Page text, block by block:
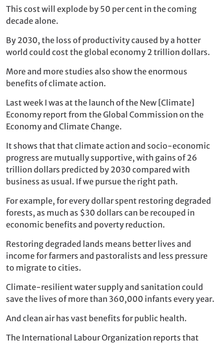
This cost will explode by 50 per cent in the coming
decade alone.
By 2030, the loss of productivity caused by a hotter
world could cost the global economy 2 trillion dollars.
More and more studies also show the enormous
benefits of climate action.
Last week I was at the launch of the New [Climate]
Economy report from the Global Commission on the
Economy and Climate Change.
It shows that that climate action and socio-economic
progress are mutually supportive, with gains of 26
trillion dollars predicted by 2030 compared with
business as usual. If we pursue the right path.
For example, for every dollar spent restoring degraded
forests, as much as $30 dollars can be recouped in
economic benefits and poverty reduction.
Restoring degraded lands means better lives and
income for farmers and pastoralists and less pressure
to migrate to cities.
Climate-resilient water supply and sanitation could
save the lives of more than 360,000 infants every year.
And clean air has vast benefits for public health.
The International Labour Organization reports that